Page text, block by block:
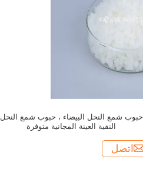
حبوب شمع النحل البيضاء ، حبوب شمع النحل
النقية العينة المجانية متوفرة
اتصل